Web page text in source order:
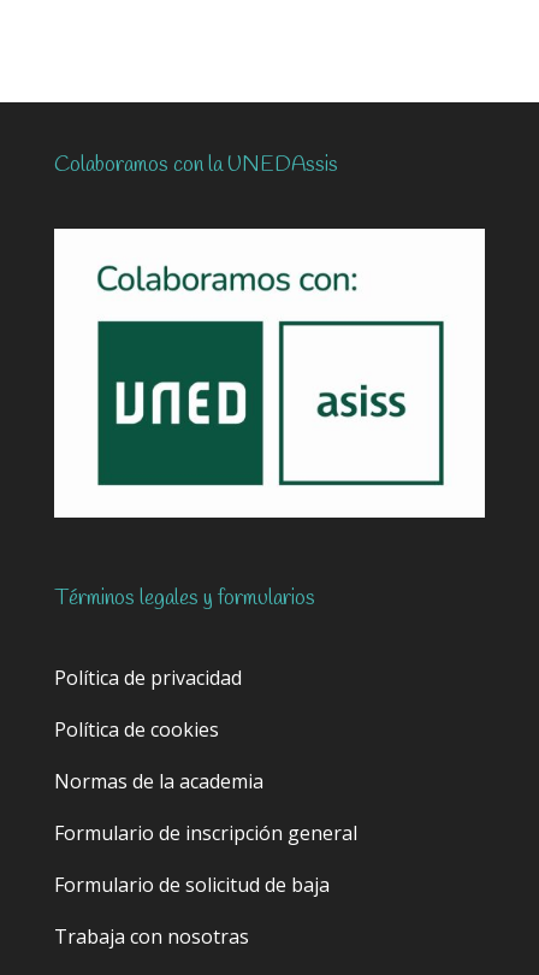
Colaboramos con la UNEDAssis
Términos legales y formularios
Política de privacidad
Política de cookies
Normas de la academia
Formulario de inscripción general
Formulario de solicitud de baja
Trabaja con nosotras